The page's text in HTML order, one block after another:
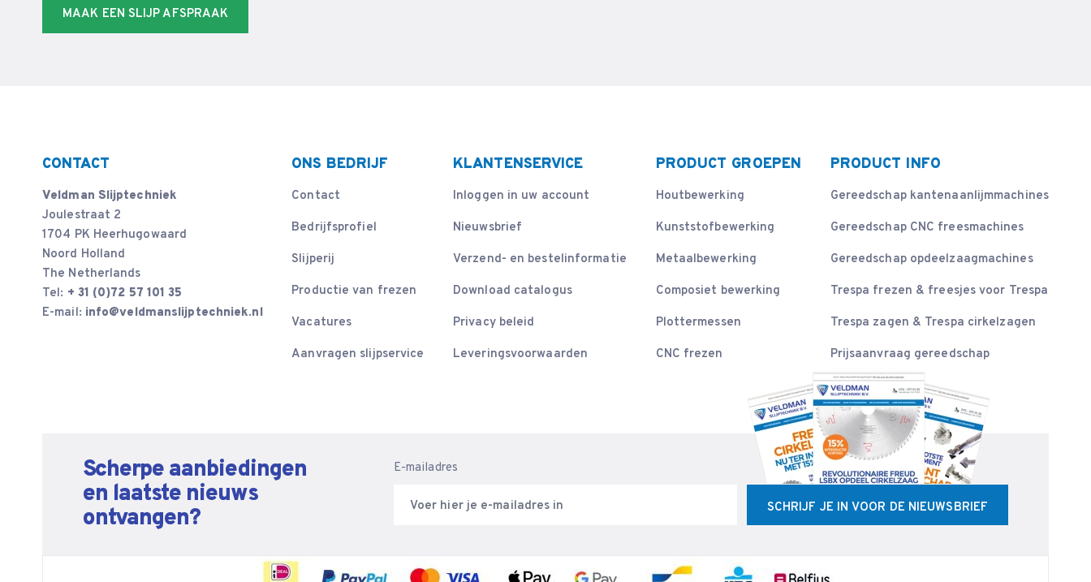
MAAK EEN SLIJP AFSPRAAK
CONTACT
Veldman Slijptechniek
Joulestraat 2
1704 PK Heerhugowaard
Noord Holland
The Netherlands
Tel: + 31 (0)72 57 101 35
E-mail: info@veldmanslijptechniek.nl
ONS BEDRIJF
Contact
Bedrijfsprofiel
Slijperij
Productie van frezen
Vacatures
Aanvragen slijpservice
KLANTENSERVICE
Inloggen in uw account
Nieuwsbrief
Verzend- en bestelinformatie
Download catalogus
Privacy beleid
Leveringsvoorwaarden
PRODUCT GROEPEN
Houtbewerking
Kunststofbewerking
Metaalbewerking
Composiet bewerking
Plottermessen
CNC frezen
PRODUCT INFO
Gereedschap kantenaanlijmmachines
Gereedschap CNC freesmachines
Gereedschap opdeelzaagmachines
Trespa frezen & freesjes voor Trespa
Trespa zagen & Trespa cirkelzagen
Prijsaanvraag gereedschap
Scherpe aanbiedingen
en laatste nieuws
ontvangen?
E-mailadres
SCHRIJF JE IN VOOR DE NIEUWSBRIEF